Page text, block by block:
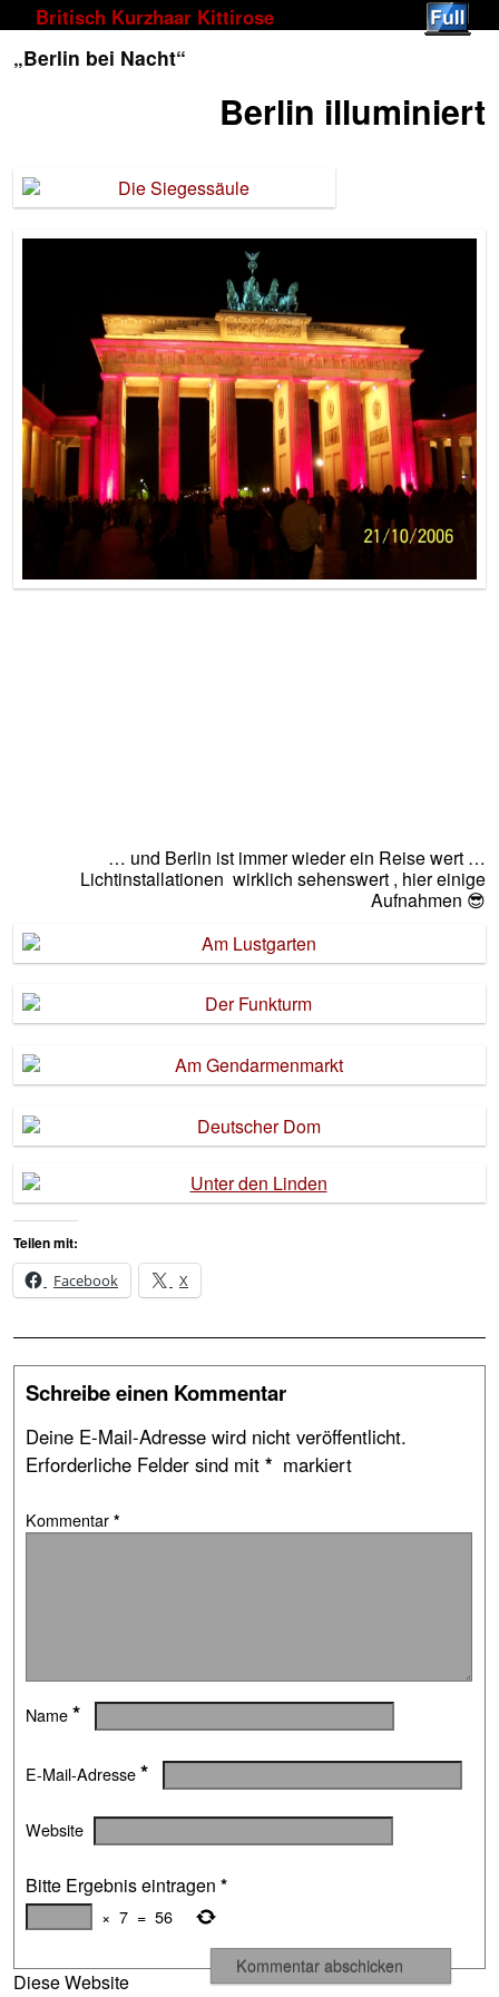
Zum Inhalt wechseln
Zum sekundären Inhalt wechseln
Britisch Kurzhaar Kittirose
„Berlin bei Nacht“
Berlin illuminiert
… und Berlin ist immer wieder ein Reise wert …
Lichtinstallationen wirklich sehenswert , hier einige
Aufnahmen 😎
Teilen mit:
Facebook
X
Schreibe einen Kommentar
Deine E-Mail-Adresse wird nicht veröffentlicht.
Erforderliche Felder sind mit * markiert
Kommentar *
Name *
E-Mail-Adresse *
Website
Bitte Ergebnis eintragen *
× 7 = 56
Diese Website